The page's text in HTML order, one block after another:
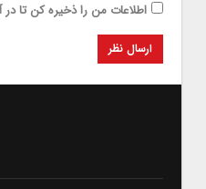
اطلاعات من را ذخیره کن تا در